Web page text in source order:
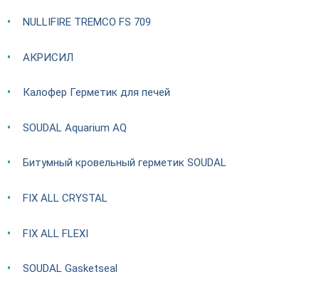
NULLIFIRE TREMCO FS 709
АКРИСИЛ
Калофер Герметик для печей
SOUDAL Aquarium AQ
Битумный кровельный герметик SOUDAL
FIX ALL CRYSTAL
FIX ALL FLEXI
SOUDAL Gasketseal